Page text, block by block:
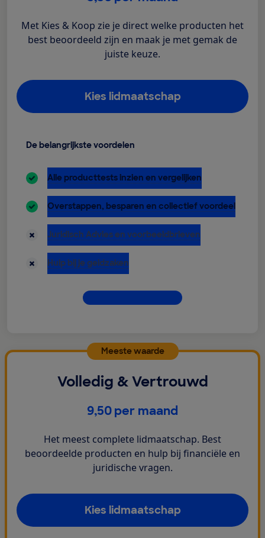
Met Kies & Koop zie je direct welke producten het
best beoordeeld zijn en maak je met gemak de
juiste keuze.
Kies lidmaatschap
De belangrijkste voordelen
inbegrepen:
Alle producttests inzien en vergelijken
inbegrepen:
Overstappen, besparen en collectief voordeel
niet inbegrepen:
Juridisch Advies en voorbeeldbrieven
niet inbegrepen:
Hulp bij je geldzaken
Dit krijg je allemaal
Meeste waarde
Volledig & Vertrouwd
€
9,50per maand
Het meest complete lidmaatschap. Best
beoordeelde producten en hulp bij financiële en
juridische vragen.
Kies lidmaatschap